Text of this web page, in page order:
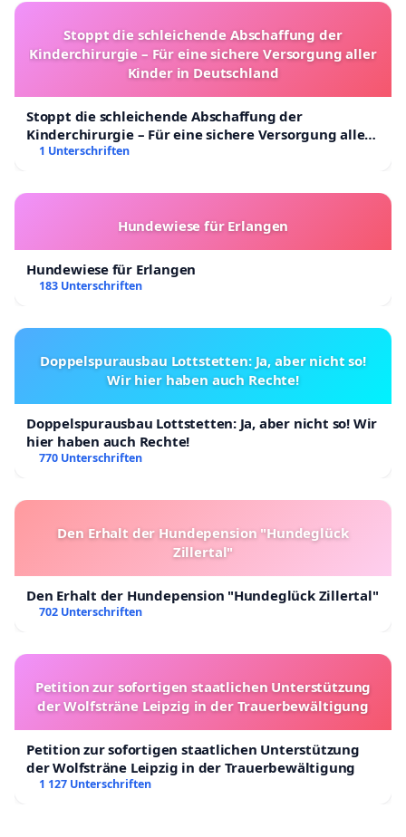
Stoppt die schleichende Abschaffung der
Kinderchirurgie – Für eine sichere Versorgung aller
Kinder in Deutschland
Stoppt die schleichende Abschaffung der
Kinderchirurgie – Für eine sichere Versorgung aller
Kinder in Deutschland
1 Unterschriften
Hundewiese für Erlangen
Hundewiese für Erlangen
183 Unterschriften
Doppelspurausbau Lottstetten: Ja, aber nicht so!
Wir hier haben auch Rechte!
Doppelspurausbau Lottstetten: Ja, aber nicht so! Wir
hier haben auch Rechte!
770 Unterschriften
Den Erhalt der Hundepension "Hundeglück
Zillertal"
Den Erhalt der Hundepension "Hundeglück Zillertal"
702 Unterschriften
Petition zur sofortigen staatlichen Unterstützung
der Wolfsträne Leipzig in der Trauerbewältigung
Petition zur sofortigen staatlichen Unterstützung
der Wolfsträne Leipzig in der Trauerbewältigung
1 127 Unterschriften